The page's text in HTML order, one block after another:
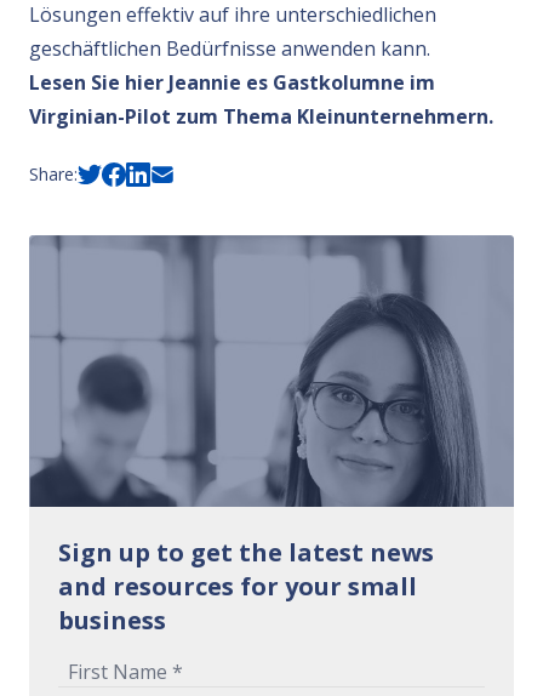
Lösungen effektiv auf ihre unterschiedlichen
geschäftlichen Bedürfnisse anwenden kann.
Lesen Sie hier Jeannie es Gastkolumne im
Virginian-Pilot zum Thema Kleinunternehmern.
Share:
Sign up to get the latest news
and resources for your small
business